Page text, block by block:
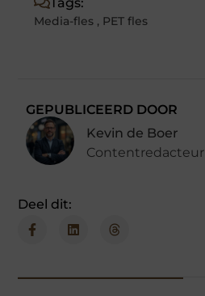
Media-fles , PET fles
GEPUBLICEERD DOOR
Kevin de Boer
Contentredacteur
Deel dit: